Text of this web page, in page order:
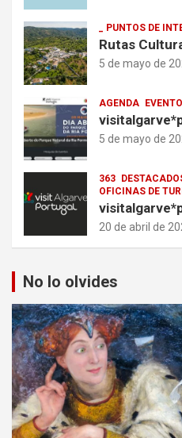
_ PUNTOS DE
Rutas
5 de mayo de
AGENDA
5 de mayo de
363
OFICINAS DE
20 de abril de
No lo olvides